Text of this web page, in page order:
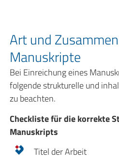
Art und
Manuskripte
Bei Einreichung eines
folgende strukturelle und
zu beachten.
Checkliste für die korrekte
Manuskripts
Titel der Arbeit